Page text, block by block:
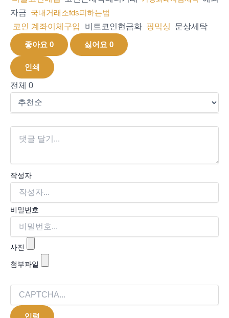
자금 국내거래소fds피하는법
코인 계좌이체구입
비트코인현금화 핑믹싱 문상세탁
좋아요 0 싫어요 0
인쇄
전체 0
작성자
비밀번호
사진
첨부파일